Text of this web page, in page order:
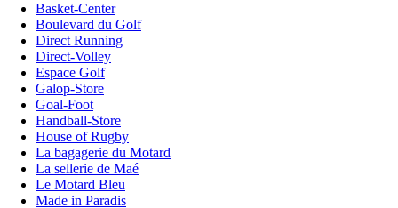
Basket-Center
Boulevard du Golf
Direct Running
Direct-Volley
Espace Golf
Galop-Store
Goal-Foot
Handball-Store
House of Rugby
La bagagerie du Motard
La sellerie de Maé
Le Motard Bleu
Made in Paradis